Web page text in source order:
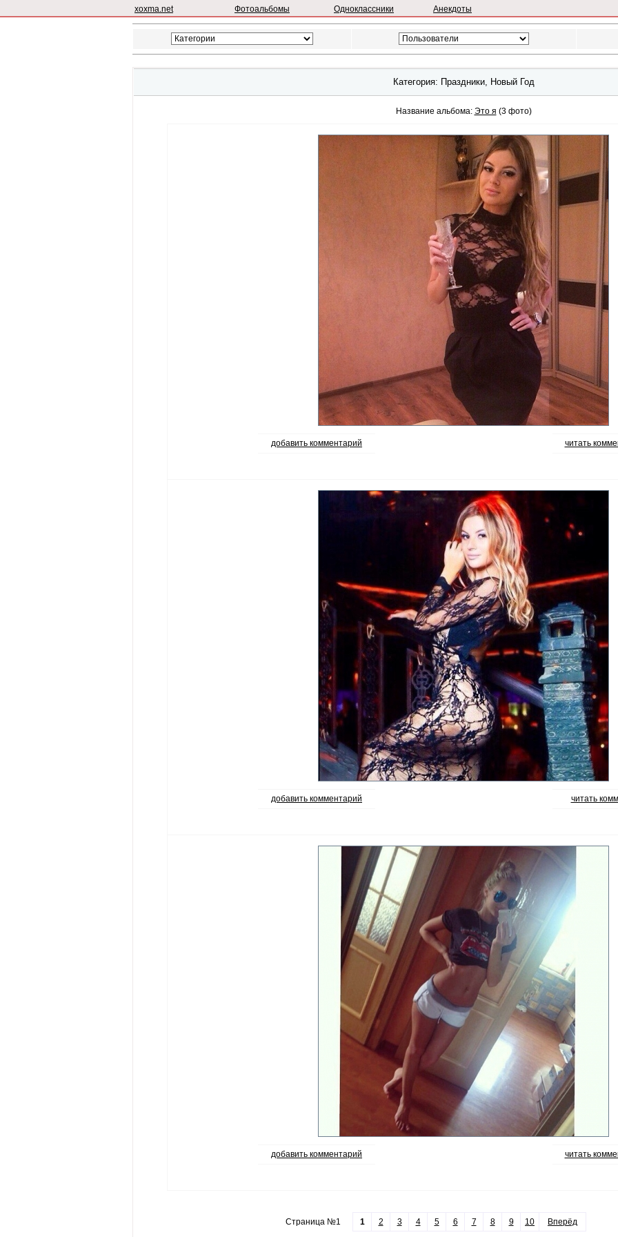
xoxma.net Фотоальбомы Одноклассники Анекдоты
Категория: Праздники, Новый Год
Название альбома: Это я (3 фото)
добавить комментарий читать
добавить комментарий читать
добавить комментарий читать
Страница №1 1 2 3 4 5 6 7 8 9 10 Вперёд